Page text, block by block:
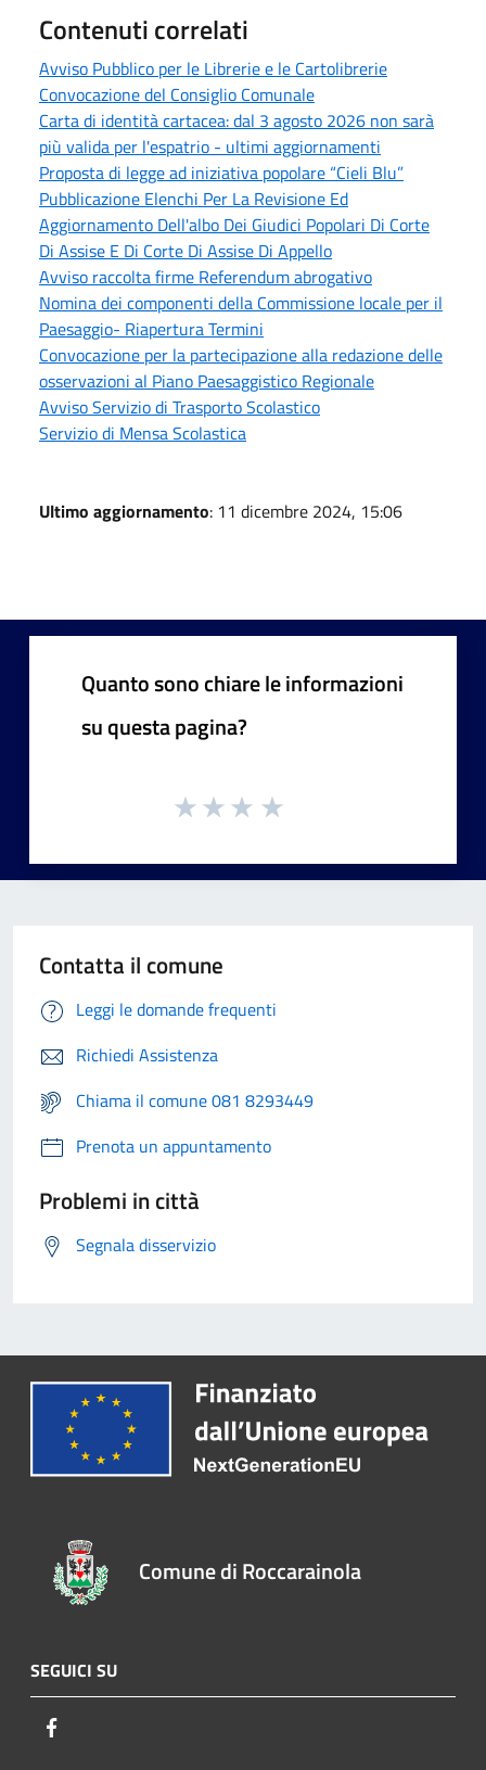
Contenuti correlati
Avviso Pubblico per le Librerie e le Cartolibrerie
Convocazione del Consiglio Comunale
Carta di identità cartacea: dal 3 agosto 2026 non sarà
più valida per l'espatrio - ultimi aggiornamenti
Proposta di legge ad iniziativa popolare “Cieli Blu”
Pubblicazione Elenchi Per La Revisione Ed
Aggiornamento Dell'albo Dei Giudici Popolari Di Corte
Di Assise E Di Corte Di Assise Di Appello
Avviso raccolta firme Referendum abrogativo
Nomina dei componenti della Commissione locale per il
Paesaggio- Riapertura Termini
Convocazione per la partecipazione alla redazione delle
osservazioni al Piano Paesaggistico Regionale
Avviso Servizio di Trasporto Scolastico
Servizio di Mensa Scolastica
Ultimo aggiornamento: 11 dicembre 2024, 15:06
Quanto sono chiare le informazioni
su questa pagina?
Contatta il comune
Leggi le domande frequenti
Richiedi Assistenza
Chiama il comune 081 8293449
Prenota un appuntamento
Problemi in città
Segnala disservizio
Comune di Roccarainola
SEGUICI SU